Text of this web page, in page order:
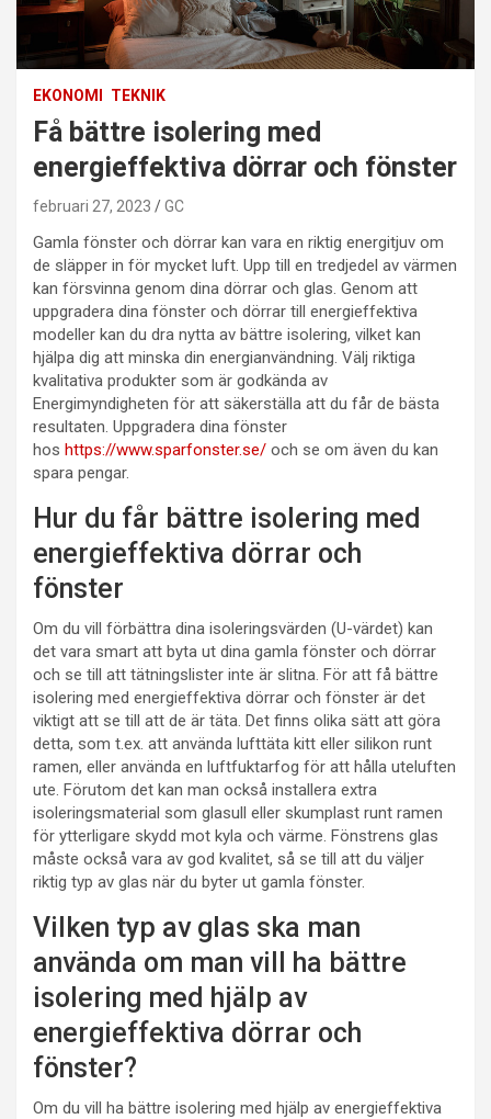
EKONOMI TEKNIK
Få bättre isolering med
energieffektiva dörrar och fönster
februari 27, 2023 GC
Gamla fönster och dörrar kan vara en riktig energitjuv om
de släpper in för mycket luft. Upp till en tredjedel av värmen
kan försvinna genom dina dörrar och glas. Genom att
uppgradera dina fönster och dörrar till energieffektiva
modeller kan du dra nytta av bättre isolering, vilket kan
hjälpa dig att minska din energianvändning. Välj riktiga
kvalitativa produkter som är godkända av
Energimyndigheten för att säkerställa att du får de bästa
resultaten. Uppgradera dina fönster
hos https://www.sparfonster.se/ och se om även du kan
spara pengar.
Hur du får bättre isolering med
energieffektiva dörrar och
fönster
Om du vill förbättra dina isoleringsvärden (U-värdet) kan
det vara smart att byta ut dina gamla fönster och dörrar
och se till att tätningslister inte är slitna. För att få bättre
isolering med energieffektiva dörrar och fönster är det
viktigt att se till att de är täta. Det finns olika sätt att göra
detta, som t.ex. att använda lufttäta kitt eller silikon runt
ramen, eller använda en luftfuktarfog för att hålla uteluften
ute. Förutom det kan man också installera extra
isoleringsmaterial som glasull eller skumplast runt ramen
för ytterligare skydd mot kyla och värme. Fönstrens glas
måste också vara av god kvalitet, så se till att du väljer
riktig typ av glas när du byter ut gamla fönster.
Vilken typ av glas ska man
använda om man vill ha bättre
isolering med hjälp av
energieffektiva dörrar och
fönster?
Om du vill ha bättre isolering med hjälp av energieffektiva